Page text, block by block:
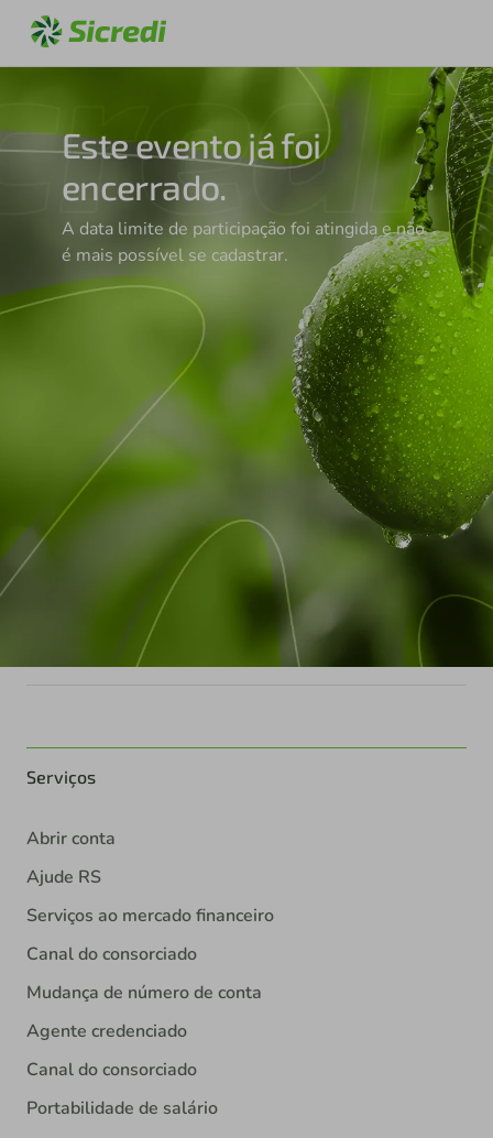
Este evento já foi
encerrado.
A data limite de participação foi atingida e não
é mais possível se cadastrar.
Serviços
Abrir conta
Ajude RS
Serviços ao mercado financeiro
Canal do consorciado
Mudança de número de conta
Agente credenciado
Canal do consorciado
Portabilidade de salário